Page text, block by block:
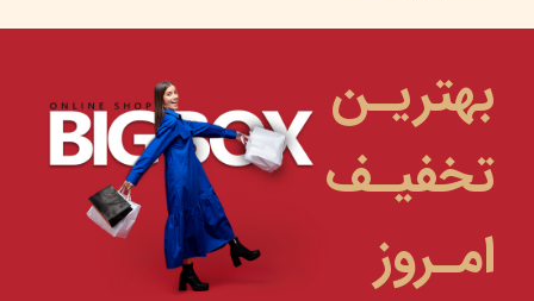
بهتریـن
تخفیـف
امـروز